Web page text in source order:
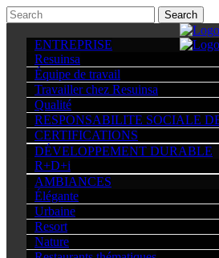
ENTREPRISE
Resuinsa
Équipe de travail
Travailler chez Resuinsa
Qualité
RESPONSABILITE SOCIALE
CERTIFICATIONS
DÉVELOPPEMENT DURABLE
R+D+i
AMBIANCES
Élégante
Urbaine
Resort
Nature